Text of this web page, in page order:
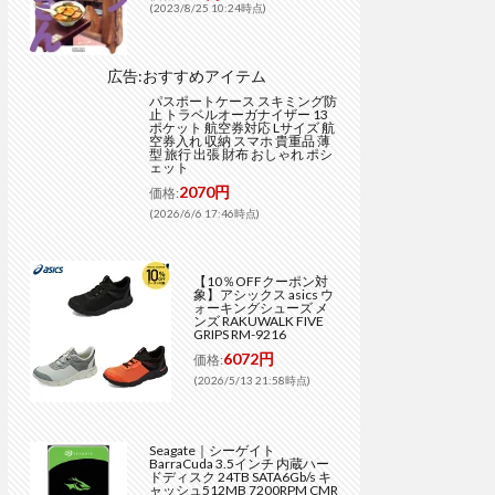
(2023/8/25 10:24時点)
広告:おすすめアイテム
パスポートケース スキミング防
止 トラベルオーガナイザー 13
ポケット 航空券対応 Lサイズ 航
空券入れ 収納 スマホ 貴重品 薄
型 旅行 出張 財布 おしゃれ ポシ
ェット
価格:2070円
(2026/6/6 17:46時点)
【10％OFFクーポン対
象】アシックス asics ウ
ォーキングシューズ メ
ンズ RAKUWALK FIVE
GRIPS RM-9216
価格:6072円
(2026/5/13 21:58時点)
Seagate｜シーゲイト
BarraCuda 3.5インチ 内蔵ハー
ドディスク 24TB SATA6Gb/s キ
ャッシュ512MB 7200RPM CMR